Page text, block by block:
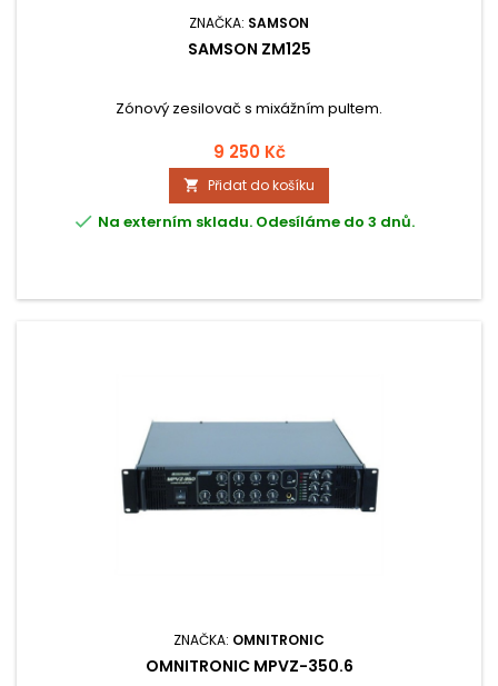
ZNAČKA: SAMSON
SAMSON ZM125
Zónový zesilovač s mixážním pultem.
9 250 Kč
 Přidat do košíku
 Na externím skladu. Odesíláme do 3 dnů.
ZNAČKA: OMNITRONIC
OMNITRONIC MPVZ-350.6